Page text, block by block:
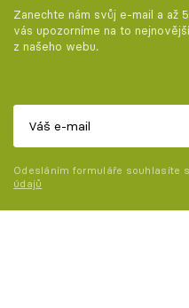
Zanechte nám svůj e-mail a až
vás upozorníme na to
z našeho webu.
Odesláním formuláře souhlasíte s
údajů